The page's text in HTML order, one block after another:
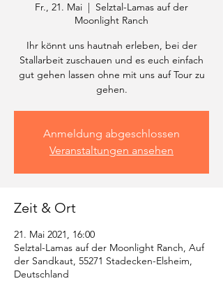
Fr., 21. Mai
  |
Selztal-Lamas auf der
Moonlight Ranch
Ihr könnt uns hautnah erleben, bei der
Stallarbeit zuschauen und es euch einfach
gut gehen lassen ohne mit uns auf Tour zu
gehen.
Anmeldung abgeschlossen
Veranstaltungen ansehen
Zeit & Ort
21. Mai 2021, 16:00
Selztal-Lamas auf der Moonlight Ranch, Auf
der Sandkaut, 55271 Stadecken-Elsheim,
Deutschland